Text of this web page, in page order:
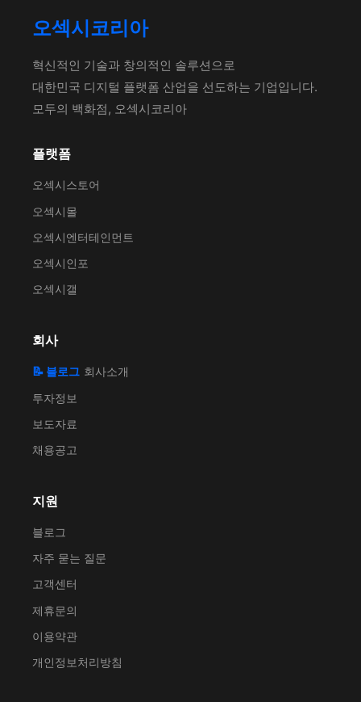
오섹시코리아
혁신적인 기술과 창의적인 솔루션으로
대한민국 디지털 플랫폼 산업을 선도하는 기업입니다.
모두의 백화점, 오섹시코리아
플랫폼
오섹시스토어
오섹시몰
오섹시엔터테인먼트
오섹시인포
오섹시갤
회사
📝 블로그 회사소개
투자정보
보도자료
채용공고
지원
블로그
자주 묻는 질문
고객센터
제휴문의
이용약관
개인정보처리방침